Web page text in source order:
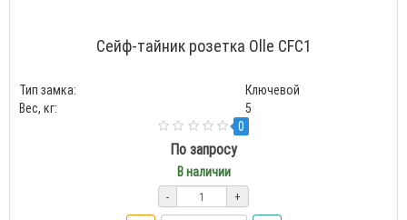
Сейф-тайник розетка Olle CFC1
Тип замка:
Ключевой
Вес, кг:
5
0
По запросу
В наличии
- +